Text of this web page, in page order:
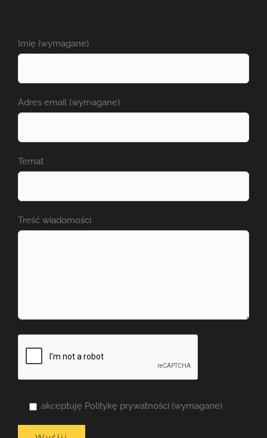
Imię (wymagane)
Adres email (wymagane)
Temat
Treść wiadomości
akceptuję Politykę prywatności (wymagane)